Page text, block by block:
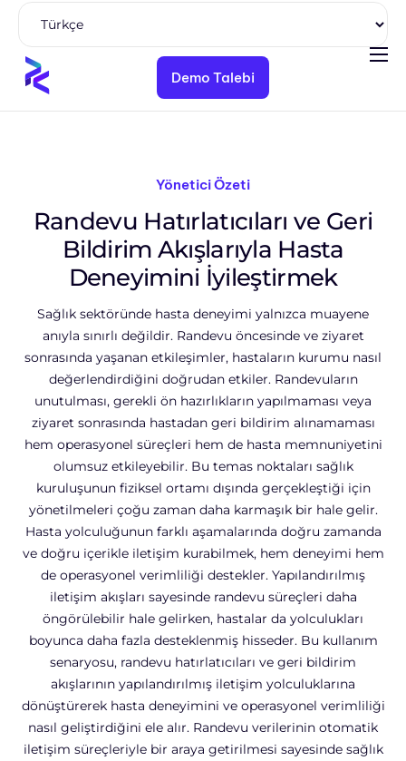
Ürünler
Kurumsal
Demo Talebi
Yönetici Özeti
Randevu Hatırlatıcıları ve Geri
Bildirim Akışlarıyla Hasta
Deneyimini İyileştirmek
Sağlık sektöründe hasta deneyimi yalnızca muayene
anıyla sınırlı değildir. Randevu öncesinde ve ziyaret
sonrasında yaşanan etkileşimler, hastaların kurumu nasıl
değerlendirdiğini doğrudan etkiler. Randevuların
unutulması, gerekli ön hazırlıkların yapılmaması veya
ziyaret sonrasında hastadan geri bildirim alınamaması
hem operasyonel süreçleri hem de hasta memnuniyetini
olumsuz etkileyebilir. Bu temas noktaları sağlık
kuruluşunun fiziksel ortamı dışında gerçekleştiği için
yönetilmeleri çoğu zaman daha karmaşık bir hale gelir.
Hasta yolculuğunun farklı aşamalarında doğru zamanda
ve doğru içerikle iletişim kurabilmek, hem deneyimi hem
de operasyonel verimliliği destekler. Yapılandırılmış
iletişim akışları sayesinde randevu süreçleri daha
öngörülebilir hale gelirken, hastalar da yolculukları
boyunca daha fazla desteklenmiş hisseder. Bu kullanım
senaryosu, randevu hatırlatıcıları ve geri bildirim
akışlarının yapılandırılmış iletişim yolculuklarına
dönüştürerek hasta deneyimini ve operasyonel verimliliği
nasıl geliştirdiğini ele alır. Randevu verilerinin otomatik
iletişim süreçleriyle bir araya getirilmesi sayesinde sağlık